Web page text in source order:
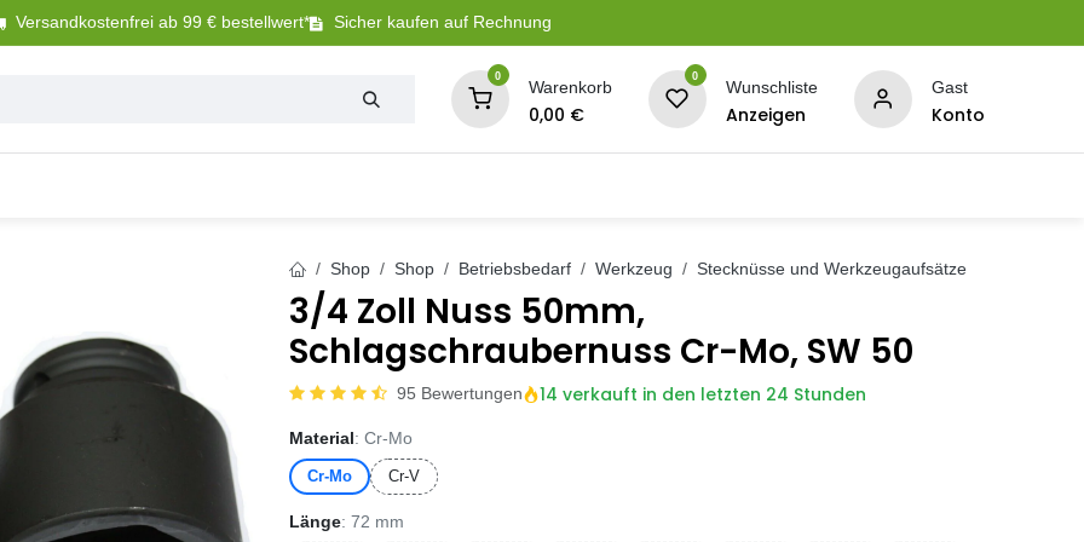
Versandkostenfrei ab 99 € bestellwert* Sicher kaufen auf Rechnung
0
Warenkorb
0,00 €
0
Wunschliste
Anzeigen
Gast
Konto
Shop Shop Betriebsbedarf Werkzeug Stecknüsse und Werkzeugaufsätze
3/4 Zoll Nuss 50mm,
Schlagschraubernuss Cr-Mo, SW 50
95 Bewertungen 14 verkauft in den letzten 24 Stunden
Material: Cr-Mo
Cr-Mo Cr-V
Länge: 72 mm